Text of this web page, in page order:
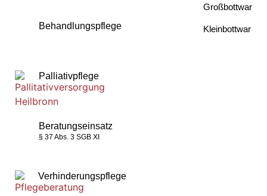
Behandlungspflege
Palliativpflege
Beratungseinsatz
§ 37 Abs. 3 SGB XI
Verhinderungspflege
Großbottwar
Kleinbottwar